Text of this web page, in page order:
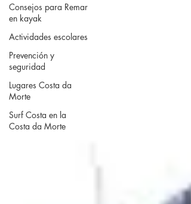
Consejos para Remar
en kayak
Actividades escolares
Prevención y
seguridad
Lugares Costa da
Morte
Surf Costa en la
Costa da Morte